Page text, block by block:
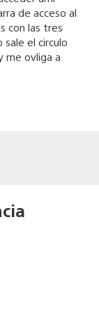
de acceso al
con las tres
sale el circulo
me ovliga a